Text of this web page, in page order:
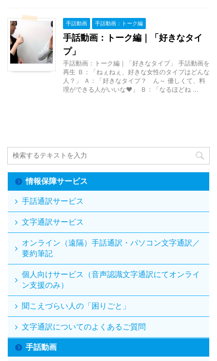
手話動画 手話動画：トーク編
手話動画：トーク編｜「好きなタイ
プ」
手話動画：トーク編｜「好きなタイプ」 手話動画を
再生 Ｂ：「ねぇねぇ、好きな女性のタイプはどんな
人？」 Ａ：「好きなタイプ？ ん～ 優しくて、料
理ができる人がいいな♥」 Ｂ：「なるほどね ...
情報保障サービス
手話通訳サービス
文字通訳サービス
オンライン（遠隔）手話通訳・パソコン文字通訳／
要約筆記
個人向けサービス（音声認識文字通訳にてオンライ
ン支援のみ）
聞こえづらい人の「困りごと」
文字通訳についてのよくあるご質問
手話動画